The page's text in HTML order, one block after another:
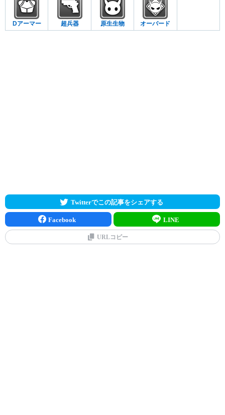
Dアーマー 超兵器 原生生物 オーバード
Twitterでこの記事をシェアする
Facebook LINE
URLコピー